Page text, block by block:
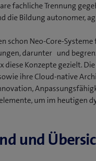
fachliche Trennung
die Bildung autonomer,
schon Neo-Core-
darunter und
diese Konzepte gezielt.
ihre Cloud-native
um im heutigen
und